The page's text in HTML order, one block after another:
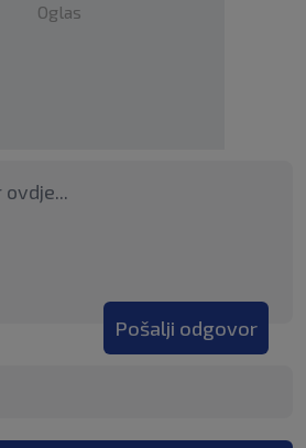
Oglas
Pošalji odgovor